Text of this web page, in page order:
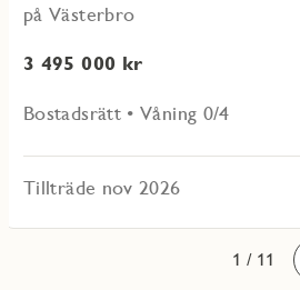
på Västerbro
3 495 000 kr
Bostadsrätt • Våning 0/4
Tillträde nov 2026
1
2
3
4
5
6
7
8
9
10
11 / 11